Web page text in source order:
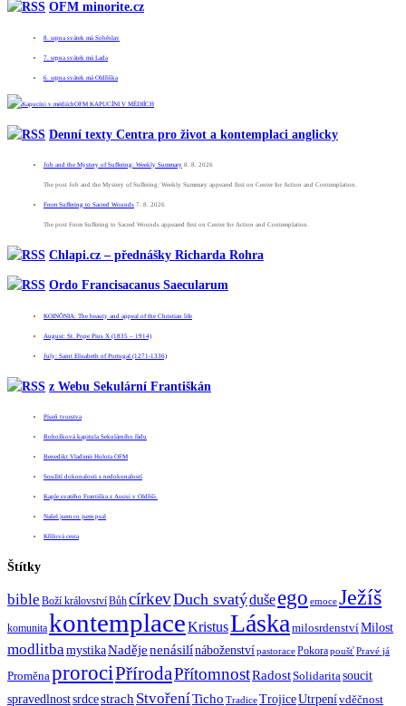
OFM minorite.cz
8. srpna svátek má Soběslav
7. srpna svátek má Lada
6. srpna svátek má Oldřiška
OFM KAPUCÍNI V MÉDIÍCH
Denní texty Centra pro život a kontemplaci anglicky
Job and the Mystery of Suffering: Weekly Summary 8. 8. 2026
The post Job and the Mystery of Suffering: Weekly Summary appeared first on Center for Action and Contemplation.
From Suffering to Sacred Wounds 7. 8. 2026
The post From Suffering to Sacred Wounds appeared first on Center for Action and Contemplation.
Chlapi.cz – přednášky Richarda Rohra
Ordo Francisacanus Saecularum
KOINÕNIA: The beauty and appeal of the Christian life
August: St. Pope Pius X (1835 – 1914)
July: Saint Elisabeth of Portugal (1271-1336)
z Webu Sekulární Františkán
Píseň tvorstva
Rohožková kapitula Sekulárního řádu
Benedikt Vladimír Holota OFM
Soužití dokonalosti s nedokonalostí
Kaple svatého Františka z Assisi v Oldřiši.
Našel jsem co jsem psal
Křížová cesta
Štítky
bible Boží královstvíBůhcírkevDuch svatýdušeego emoceJežíš
komunitakontemplaceKristusLáskamilosrdenstvíMilost
modlitbamystikaNadějenenásilínáboženstvípastoracePokorapoušť Pravé já
ProměnaprorociPřírodaPřítomnostRadostSolidaritasoucit
spravedlnostsrdcestrachStvořeníTicho TradiceTrojiceUtrpenívděčnost